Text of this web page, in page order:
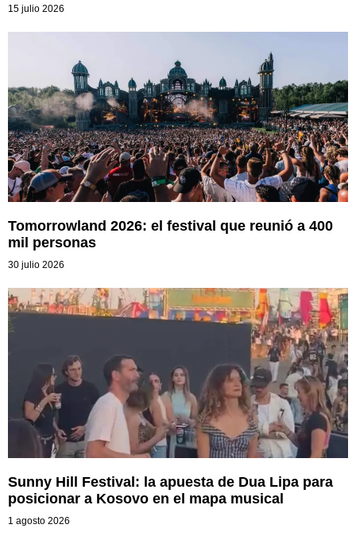
15 julio 2026
Tomorrowland 2026: el festival que reunió a 400
mil personas
30 julio 2026
Sunny Hill Festival: la apuesta de Dua Lipa para
posicionar a Kosovo en el mapa musical
1 agosto 2026